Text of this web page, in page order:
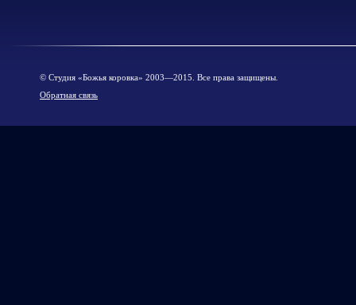
© Cтудия «Божья коровка» 2003—2015. Все права защищены.
Обратная связь